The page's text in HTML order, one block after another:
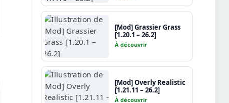
[Mod] Grassier Grass
[1.20.1 – 26.2]
À découvrir
[Mod] Overly Realistic
[1.21.11 – 26.2]
À découvrir